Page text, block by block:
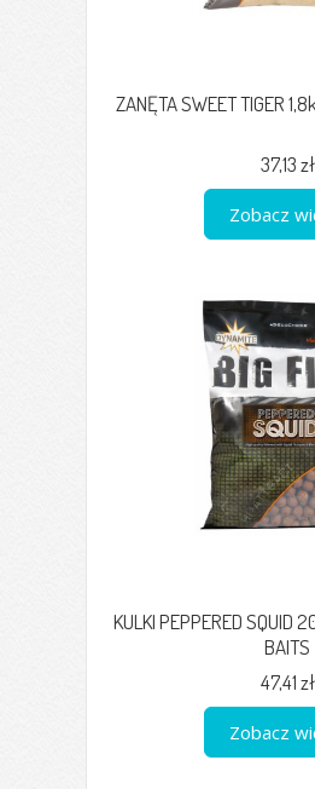
ZANĘTA SWEET TIGER
37,13 zł
Zobacz
KULKI PEPPERED SQUID
BAITS
47,41 zł
Zobacz